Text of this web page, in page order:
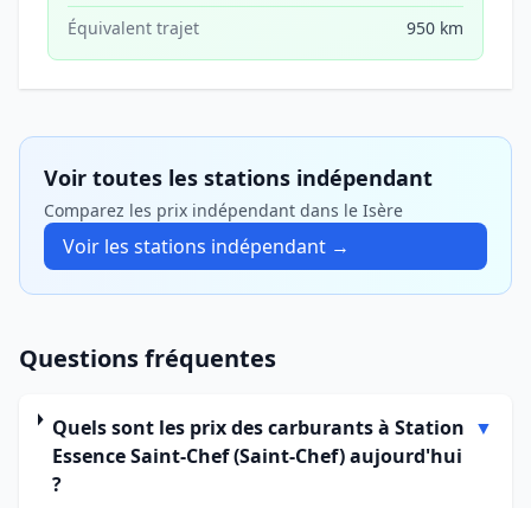
Équivalent trajet
950 km
Voir toutes les stations indépendant
Comparez les prix indépendant dans le Isère
Voir les stations indépendant →
Questions fréquentes
Quels sont les prix des carburants à Station
Essence Saint-Chef (Saint-Chef) aujourd'hui
?
▼